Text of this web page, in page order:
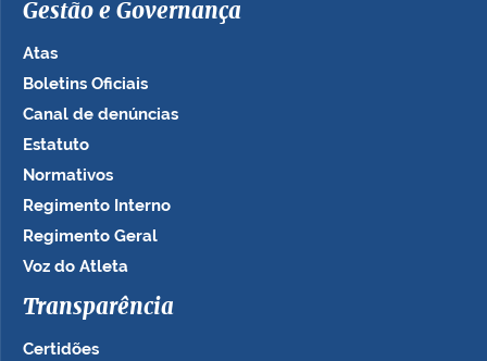
Gestão e Governança
Atas
Boletins Oficiais
Canal de denúncias
Estatuto
Normativos
Regimento Interno
Regimento Geral
Voz do Atleta
Transparência
Certidões